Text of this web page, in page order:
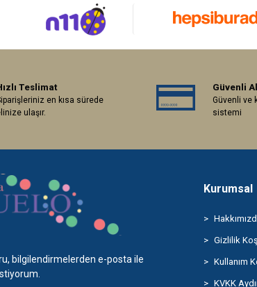
Teslimat
en kısa sürede
ulaşır.
Güvenli
Güvenli ve
sistemi
bilgilendirmelerden e-posta ile
Kurumsal
Gizlilik
Kullanım
KVKK